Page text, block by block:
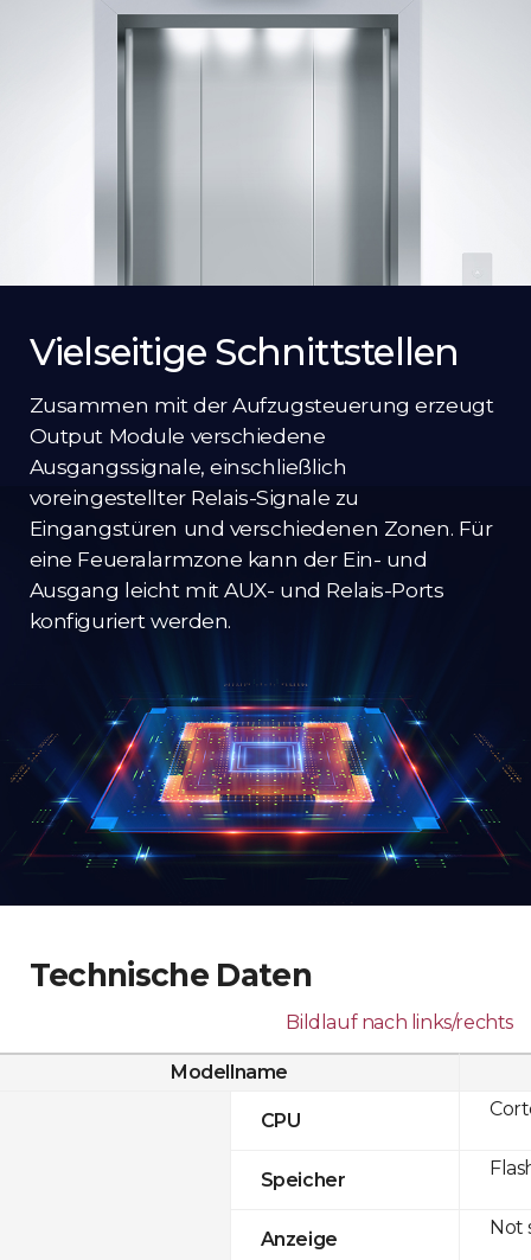
Vielseitige Schnittstellen
Zusammen mit der Aufzugsteuerung erzeugt
Output Module verschiedene
Ausgangssignale, einschließlich
voreingestellter Relais-Signale zu
Eingangstüren und verschiedenen Zonen. Für
eine Feueralarmzone kann der Ein- und
Ausgang leicht mit AUX- und Relais-Ports
konfiguriert werden.
Technische Daten
Bildlauf nach links/rechts
Modellname
CPU
Speicher
Anzeige
Not